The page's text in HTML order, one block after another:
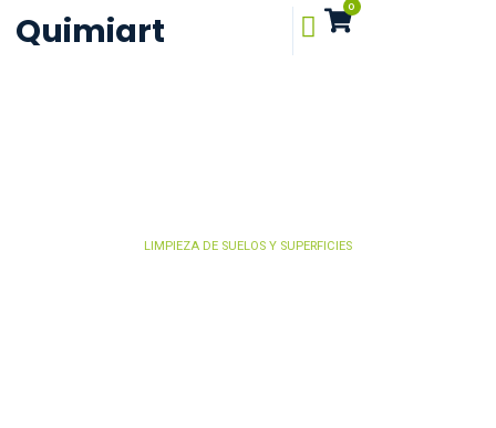
Quimiart
0
LIMPIEZA DE SUELOS Y SUPERFICIES